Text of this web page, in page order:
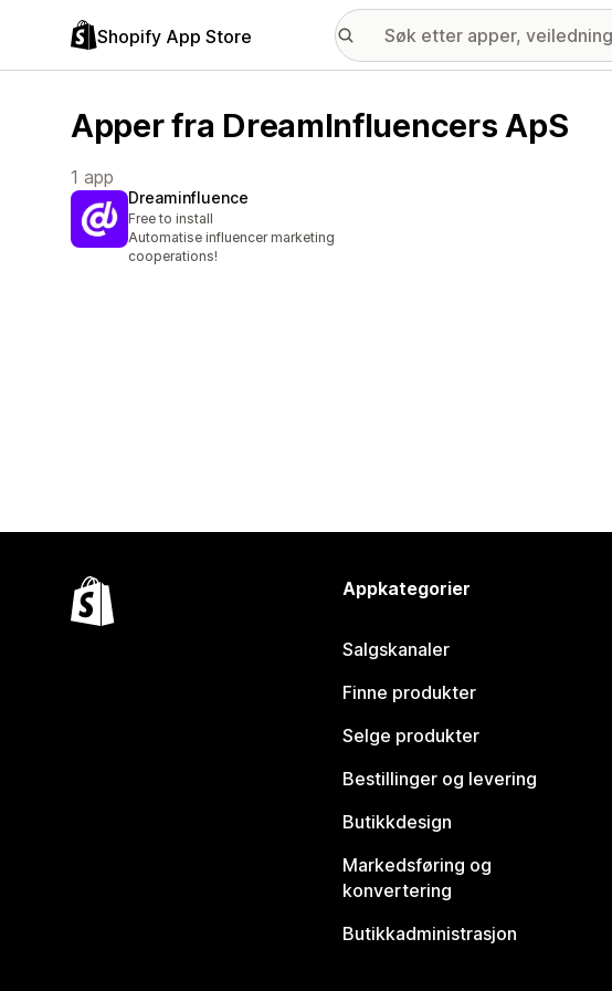
Shopify App Store
Apper fra DreamInfluencers ApS
1 app
Dreaminfluence
Free to install
Automatise influencer marketing
cooperations!
Appkategorier
Salgskanaler
Finne produkter
Selge produkter
Bestillinger og levering
Butikkdesign
Markedsføring og
konvertering
Butikkadministrasjon